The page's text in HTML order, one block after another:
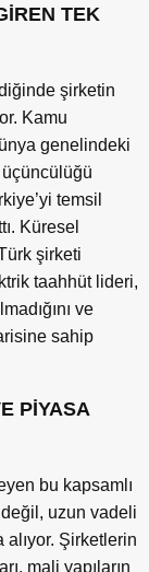
TEK
şirketin
Kamu
genelindeki
üçüncülüğü
temsil
Küresel
şirketi
taahhüt lideri,
ve
sahip
PİYASA
bu kapsamlı
değil, uzun vadeli
alıyor. Şirketlerin
mali yapıların